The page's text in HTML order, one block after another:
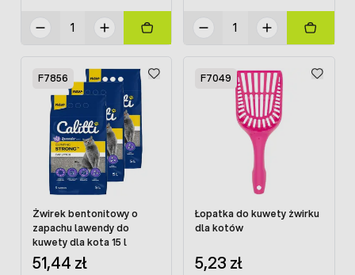
F7856
Żwirek bentonitowy o
zapachu lawendy do
kuwety dla kota 15 l
51,44 zł
F7049
Łopatka do kuwety żwirku
dla kotów
5,23 zł